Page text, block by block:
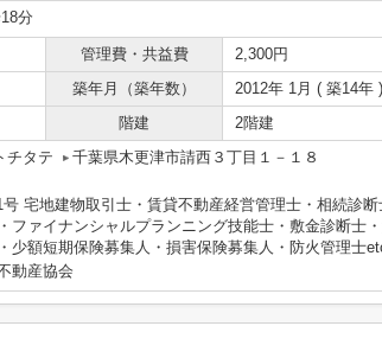
分
管理費・共益費
2,300円
築年月（築年数）
2012年 1月 ( 築14年 )
階建 2階建
チタテ
千葉県木更津市請西３丁目１－１８
宅地建物取引士・賃貸不動産経営管理士・相続診断
ファイナンシャルプランニング技能士・敷金診断士
少額短期保険募集人・損害保険募集人・防火管理士
動産協会